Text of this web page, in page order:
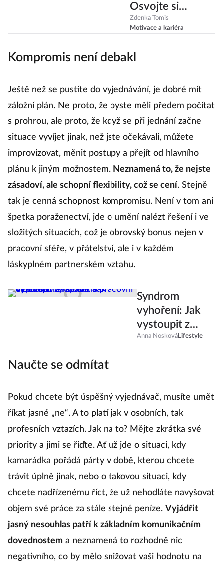
Osvojte si
základy time
managementu
Zdenka Tomis
Motivace a kariéra
Kompromis není debakl
Ještě než se pustíte do vyjednávání, je dobré mít
záložní plán. Ne proto, že byste měli předem počítat
s prohrou, ale proto, že když se při jednání začne
situace vyvíjet jinak, než jste očekávali, můžete
improvizovat, měnit postupy a přejít od hlavního
plánu k jiným možnostem. Neznamená to, že nejste
zásadoví, ale schopní flexibility, což se cení. Stejně
tak je cenná schopnost kompromisu. Není v tom ani
špetka poraženectví, jde o umění nalézt řešení i ve
složitých situacích, což je obrovský bonus nejen v
pracovní sféře, v přátelství, ale i v každém
láskyplném partnerském vztahu.
Syndrom
vyhoření: Jak
vystoupit z
koloběhu
deprese?
Anna NoskováLifestyle
Naučte se odmítat
Pokud chcete být úspěšný vyjednávač, musíte umět
říkat jasné „ne“. A to platí jak v osobních, tak
profesních vztazích. Jak na to? Mějte zkrátka své
priority a jimi se řiďte. Ať už jde o situaci, kdy
kamarádka pořádá párty v době, kterou chcete
trávit úplně jinak, nebo o takovou situaci, kdy
chcete nadřízenému říct, že už nehodláte navyšovat
objem své práce za stále stejné peníze. Vyjádřit
jasný nesouhlas patří k základním komunikačním
dovednostem a neznamená to rozhodně nic
negativního, co by mělo snižovat vaši hodnotu na